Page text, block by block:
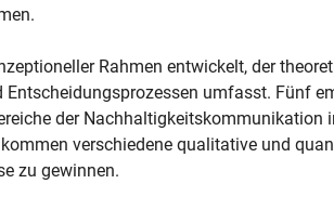
Rahmen entwickelt, der
umfasst. Fünf
der Nachhaltigkeitskommunikation
verschiedene qualitative und
zu gewinnen.